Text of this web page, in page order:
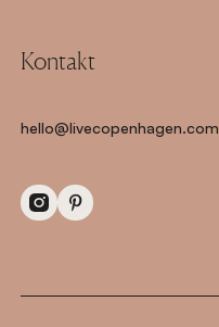
Kontakt
hello@livecopenhagen.com